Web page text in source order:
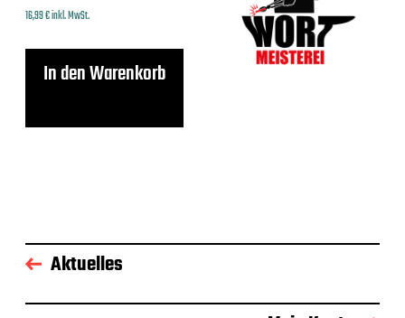
16,99€inkl. MwSt.
In den Warenkorb
Aktuelles